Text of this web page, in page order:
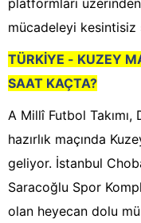
platformları
mücadeleyi kesintisiz
TÜRKİYE - KUZEY
SAAT KAÇTA?
A Millî Futbol Takımı,
hazırlık maçında
geliyor. İstanbul
Saracoğlu Spor
olan heyecan dolu